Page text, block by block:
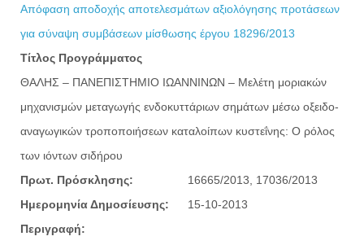
Απόφαση αποδοχής αποτελεσμάτων αξιολόγησης προτάσεων
για σύναψη συμβάσεων μίσθωσης έργου 18296/2013
Τίτλος Προγράμματος
ΘΑΛΗΣ – ΠΑΝΕΠΙΣΤΗΜΙΟ ΙΩΑΝΝΙΝΩΝ – Μελέτη μοριακών
μηχανισμών μεταγωγής ενδοκυττάριων σημάτων μέσω οξειδο-
αναγωγικών τροποποιήσεων καταλοίπων κυστεΐνης: Ο ρόλος
των ιόντων σιδήρου
Πρωτ. Πρόσκλησης:
16665/2013, 17036/2013
Ημερομηνία Δημοσίευσης:
15-10-2013
Περιγραφή: